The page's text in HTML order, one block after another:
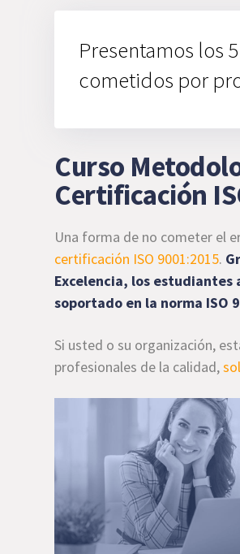
Presentamos los
cometidos por
Curso
Certificación
Una forma de no cometer el
certificación ISO 9001:2015.
Excelencia, los estudiantes
soportado en la norma ISO
Si usted o su organización,
profesionales de la calidad,